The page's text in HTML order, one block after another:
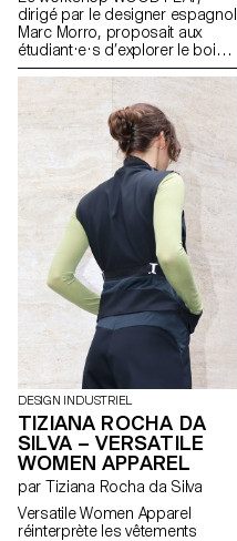
dirigé par le designer espagnol
Marc Morro, proposait aux
étudiant·e·s d’explorer le bois
en tant que système de
construction ouvert et
accessible à tous les publics.
L’objectif était de stimuler la
créativité et l’expérimentation à
travers la conception de
modules ludiques et
reconfigurables, exploitant les
potentialités et les contraintes
du matériau, tout en évitant une
approche formelle trop
enfantine.
DESIGN INDUSTRIEL
TIZIANA ROCHA DA
SILVA – VERSATILE
WOMEN APPAREL
par Tiziana Rocha da Silva
Versatile Women Apparel
réinterprète les vêtements